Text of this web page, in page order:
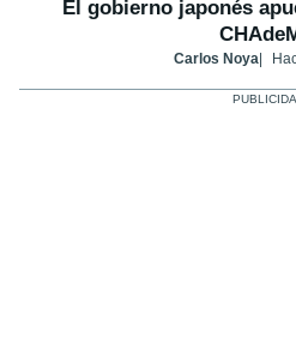
El gobierno japonés
Carlos Noya